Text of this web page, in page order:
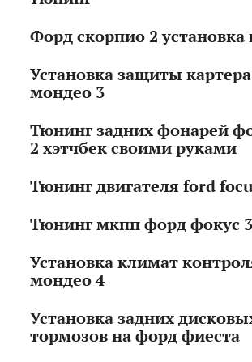
Форд скорпио 2 установка
Установка защиты
мондео 3
Тюнинг задних фонарей
2 хэтчбек своими руками
Тюнинг двигателя ford
Тюнинг мкпп форд фокус 3
Установка климат
мондео 4
Установка задних
тормозов на форд фиеста